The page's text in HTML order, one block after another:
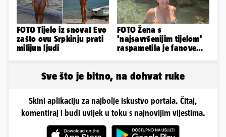
FOTO Tijelo iz snova! Evo
zašto ovu Srpkinju prati
milijun ljudi
FOTO Žena s
'najsavršenijim tijelom'
raspametila je fanove
Sve što je bitno, na dohvat ruke
Skini aplikaciju za najbolje iskustvo portala. Čitaj,
komentiraj i budi uvijek u toku s najnovijim vijestima.